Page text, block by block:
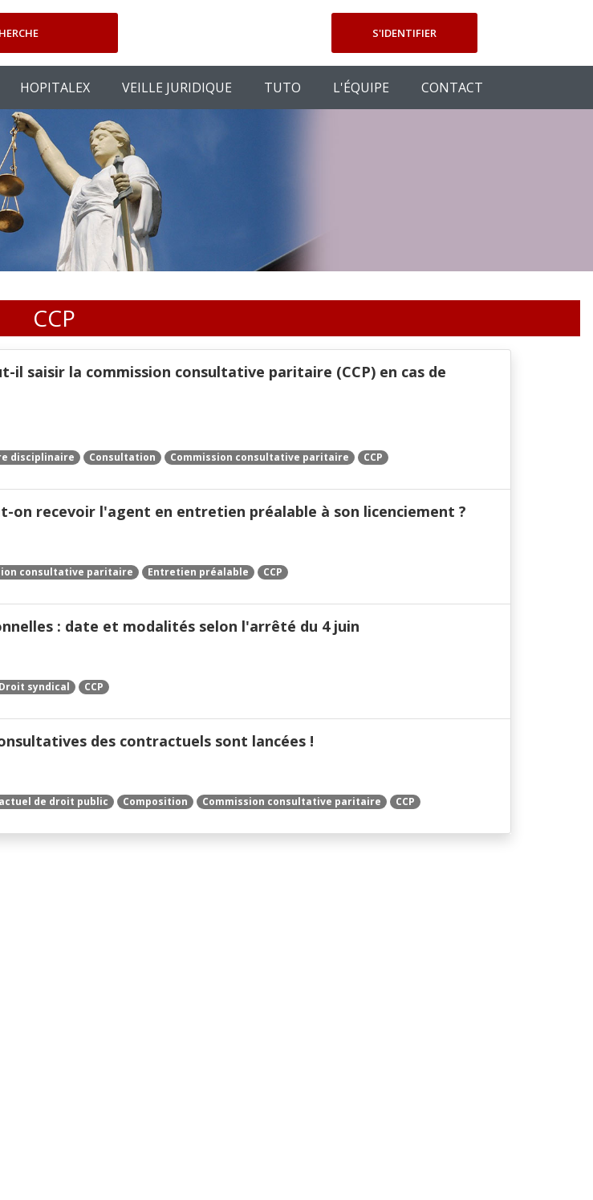
S'IDENTIFIER
HOPITALEX VEILLE JURIDIQUE TUTO L'ÉQUIPE CONTACT
CCP
il saisir la commission consultative paritaire (CCP) en cas de
disciplinaire Consultation Commission consultative paritaire CCP
on recevoir l'agent en entretien préalable à son licenciement ?
consultative paritaire Entretien préalable CCP
: date et modalités selon l'arrêté du 4 juin
Droit syndical CCP
des contractuels sont lancées !
de droit public Composition Commission consultative paritaire CCP